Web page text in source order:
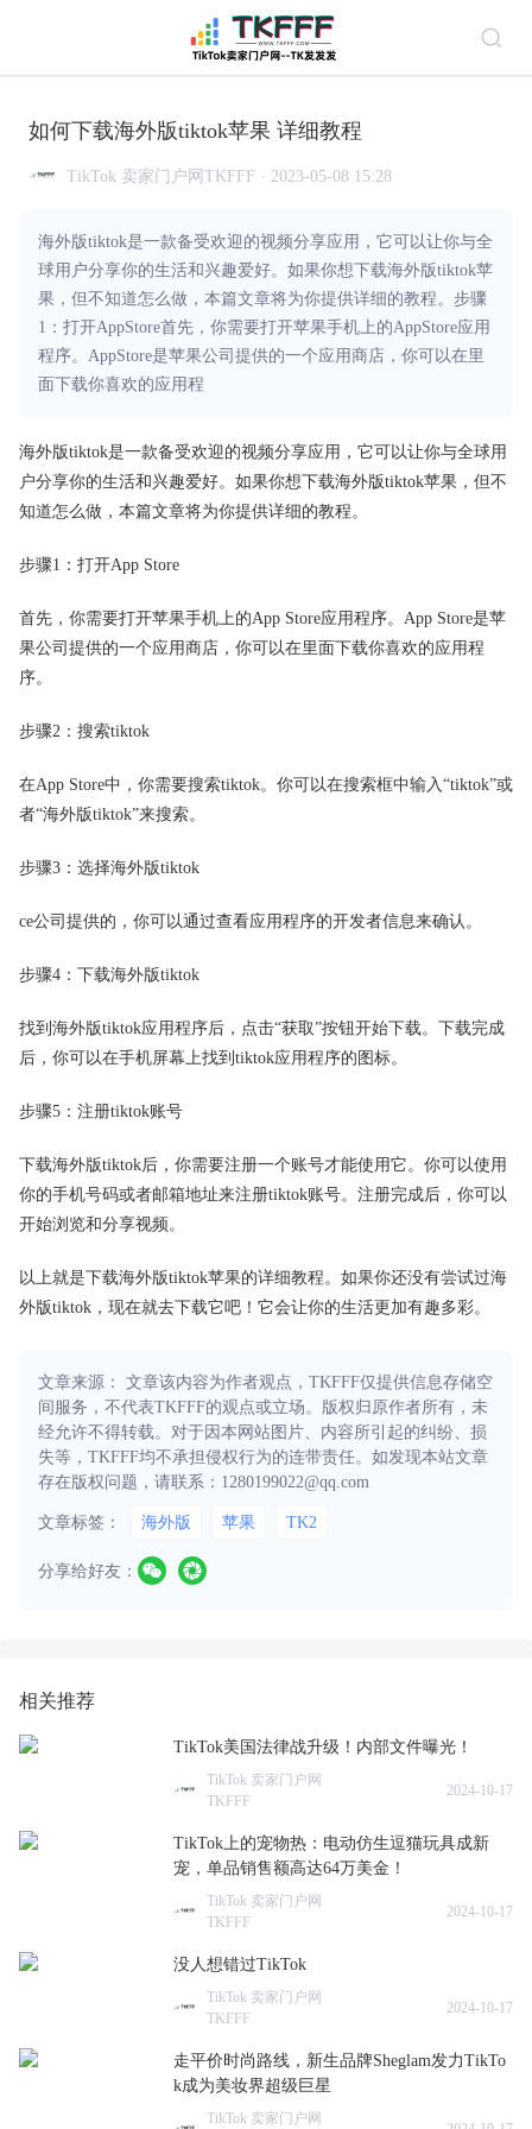
如何下载海外版tiktok苹果 详细教程
TikTok 卖家门户网TKFFF · 2023-05-08 15:28
海外版tiktok是一款备受欢迎的视频分享应用，它可以让你与全
球用户分享你的生活和兴趣爱好。如果你想下载海外版tiktok苹
果，但不知道怎么做，本篇文章将为你提供详细的教程。步骤
1：打开AppStore首先，你需要打开苹果手机上的AppStore应用
程序。AppStore是苹果公司提供的一个应用商店，你可以在里
面下载你喜欢的应用程
海外版tiktok是一款备受欢迎的视频分享应用，它可以让你与全球用
户分享你的生活和兴趣爱好。如果你想下载海外版tiktok苹果，但不
知道怎么做，本篇文章将为你提供详细的教程。
步骤1：打开App Store
首先，你需要打开苹果手机上的App Store应用程序。App Store是苹
果公司提供的一个应用商店，你可以在里面下载你喜欢的应用程
序。
步骤2：搜索tiktok
在App Store中，你需要搜索tiktok。你可以在搜索框中输入“tiktok”或
者“海外版tiktok”来搜索。
步骤3：选择海外版tiktok
ce公司提供的，你可以通过查看应用程序的开发者信息来确认。
步骤4：下载海外版tiktok
找到海外版tiktok应用程序后，点击“获取”按钮开始下载。下载完成
后，你可以在手机屏幕上找到tiktok应用程序的图标。
步骤5：注册tiktok账号
下载海外版tiktok后，你需要注册一个账号才能使用它。你可以使用
你的手机号码或者邮箱地址来注册tiktok账号。注册完成后，你可以
开始浏览和分享视频。
以上就是下载海外版tiktok苹果的详细教程。如果你还没有尝试过海
外版tiktok，现在就去下载它吧！它会让你的生活更加有趣多彩。
文章来源： 文章该内容为作者观点，TKFFF仅提供信息存储空
间服务，不代表TKFFF的观点或立场。版权归原作者所有，未
经允许不得转载。对于因本网站图片、内容所引起的纠纷、损
失等，TKFFF均不承担侵权行为的连带责任。如发现本站文章
存在版权问题，请联系：1280199022@qq.com
文章标签： 海外版 苹果 TK2
分享给好友：
相关推荐
TikTok美国法律战升级！内部文件曝光！
TikTok 卖家门户网
TKFFF
2024-10-17
TikTok上的宠物热：电动仿生逗猫玩具成新
宠，单品销售额高达64万美金！
TikTok 卖家门户网
TKFFF
2024-10-17
没人想错过TikTok
TikTok 卖家门户网
TKFFF
2024-10-17
走平价时尚路线，新生品牌Sheglam发力TikTo
k成为美妆界超级巨星
TikTok 卖家门户网